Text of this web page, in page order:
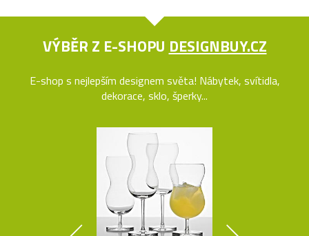
VÝBĚR Z E-SHOPU DESIGNBUY.CZ
E-shop s nejlepším designem světa! Nábytek, svítidla,
dekorace, sklo, šperky...